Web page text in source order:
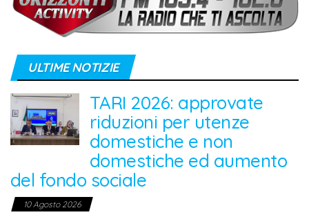
ULTIME NOTIZIE
TARI 2026: approvate
riduzioni per utenze
domestiche e non
domestiche ed aumento
del fondo sociale
10 Agosto 2026